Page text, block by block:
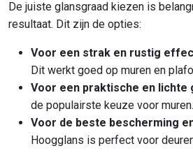
De juiste glansgraad kiezen is
resultaat. Dit zijn de opties:
Voor een strak en rustig
Dit werkt goed op muren en
Voor een praktische en lichte
de populairste keuze voor
Voor de beste bescherming
Hoogglans is perfect voor